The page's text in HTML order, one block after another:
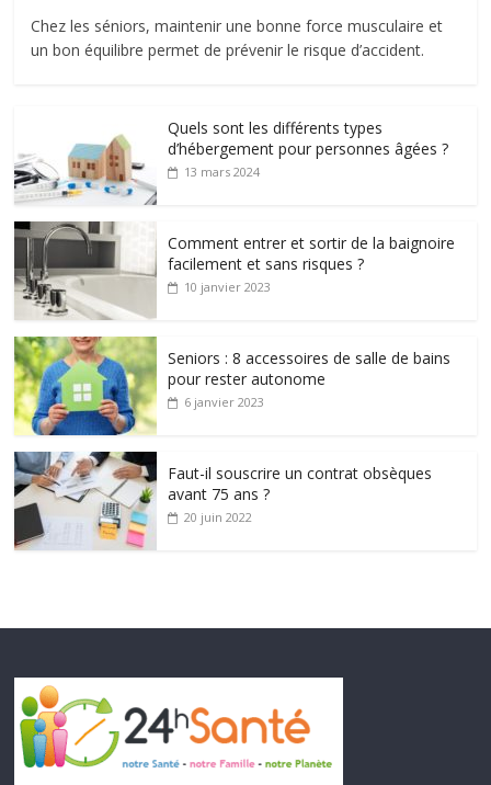
Chez les séniors, maintenir une bonne force musculaire et
un bon équilibre permet de prévenir le risque d’accident.
Quels sont les différents types
d’hébergement pour personnes âgées ?
13 mars 2024
Comment entrer et sortir de la baignoire
facilement et sans risques ?
10 janvier 2023
Seniors : 8 accessoires de salle de bains
pour rester autonome
6 janvier 2023
Faut-il souscrire un contrat obsèques
avant 75 ans ?
20 juin 2022